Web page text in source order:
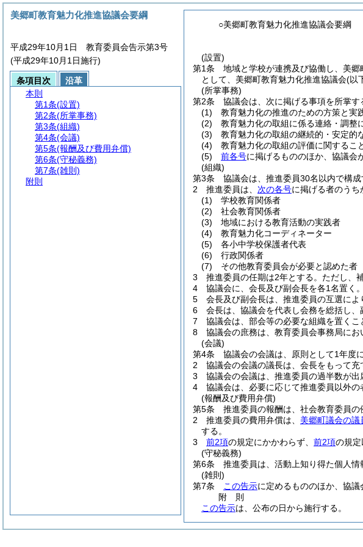
○美郷町教育魅力化推進協議会要綱
(設置)
第1条
地域と学校が連携及び協働し、美
として、美郷町教育魅力化推進協議会(以
(所掌事務)
第2条
協議会は、次に掲げる事項を所掌す
(1)
教育魅力化の推進のための方策と実
(2)
教育魅力化の取組に係る連絡・調整
(3)
教育魅力化の取組の継続的・安定的
(4)
教育魅力化の取組の評価に関すること
(5)
前各号に掲げるもののほか、協議会
(組織)
第3条
協議会は、推進委員30名以内で構成
2
推進委員は、 次の各号に掲げる者のうち
(1)
学校教育関係者
(2)
社会教育関係者
(3)
地域における教育活動の実践者
(4)
教育魅力化コーディネーター
(5)
各小中学校保護者代表
(6)
行政関係者
(7)
その他教育委員会が必要と認めた者
3
推進委員の任期は2年とする。 ただし、
4
協議会に、会長及び副会長を各1名置く。
5
会長及び副会長は、推進委員の互選によ
6
会長は、協議会を代表し会務を総括し
7
協議会は、部会等の必要な組織を置くこ
8
協議会の庶務は、教育委員会事務局にお
(会議)
第4条
協議会の会議は、原則として1年度
2
協議会の会議の議長は、会長をもって充
3
協議会の会議は、推進委員の過半数が出
4
協議会は、必要に応じて推進委員以外の
(報酬及び費用弁償)
第5条
推進委員の報酬は、社会教育委員の
2
推進委員の費用弁償は、 美郷町議会の議
する。
3
前2項の規定にかかわらず、 前2項の規定
(守秘義務)
第6条
推進委員は、活動上知り得た個人情
(雑則)
第7条
この告示に定めるもののほか、協議
附 則
この告示は、公布の日から施行する。
美郷町教育魅力化推進協議会要綱
平成29年10月1日 教育委員会告示第3号
(平成29年10月1日施行)
条項目次
沿革
本則
第1条(設置)
第2条(所掌事務)
第3条(組織)
第4条(会議)
第5条(報酬及び費用弁償)
第6条(守秘義務)
第7条(雑則)
附則